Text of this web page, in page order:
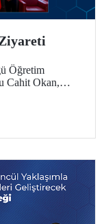
Öğretim
Cahit Okan,
gelen